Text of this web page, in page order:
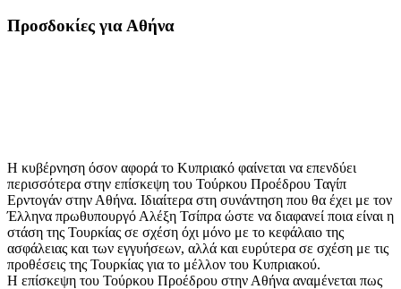
Προσδοκίες για Αθήνα
Η κυβέρνηση όσον αφορά το Κυπριακό φαίνεται να επενδύει
περισσότερα στην επίσκεψη του Τούρκου Προέδρου Ταγίπ
Ερντογάν στην Αθήνα. Ιδιαίτερα στη συνάντηση που θα έχει με τον
Έλληνα πρωθυπουργό Αλέξη Τσίπρα ώστε να διαφανεί ποια είναι η
στάση της Τουρκίας σε σχέση όχι μόνο με το κεφάλαιο της
ασφάλειας και των εγγυήσεων, αλλά και ευρύτερα σε σχέση με τις
προθέσεις της Τουρκίας για το μέλλον του Κυπριακού.
Η επίσκεψη του Τούρκου Προέδρου στην Αθήνα αναμένεται πως